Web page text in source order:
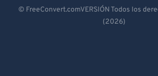
Español
© FreeConvert.comVERSIÓN Todos los
(2026)